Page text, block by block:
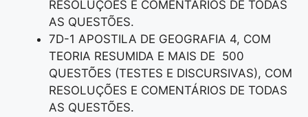
RESOLUÇÕES E COMENTÁRIOS DE TODAS
AS QUESTÕES.
7D-1 APOSTILA DE GEOGRAFIA 4, COM
TEORIA RESUMIDA E MAIS DE 500
QUESTÕES (TESTES E DISCURSIVAS), COM
RESOLUÇÕES E COMENTÁRIOS DE TODAS
AS QUESTÕES.